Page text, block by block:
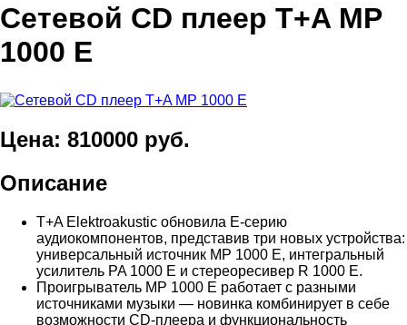
Сетевой CD плеер T+A MP
1000 E
Цена: 810000 руб.
Описание
T+A Elektroakustic обновила E-серию
аудиокомпонентов, представив три новых устройства:
универсальный источник MP 1000 E, интегральный
усилитель PA 1000 E и стереоресивер R 1000 E.
Проигрыватель MP 1000 E работает с разными
источниками музыки — новинка комбинирует в себе
возможности CD-плеера и функциональность